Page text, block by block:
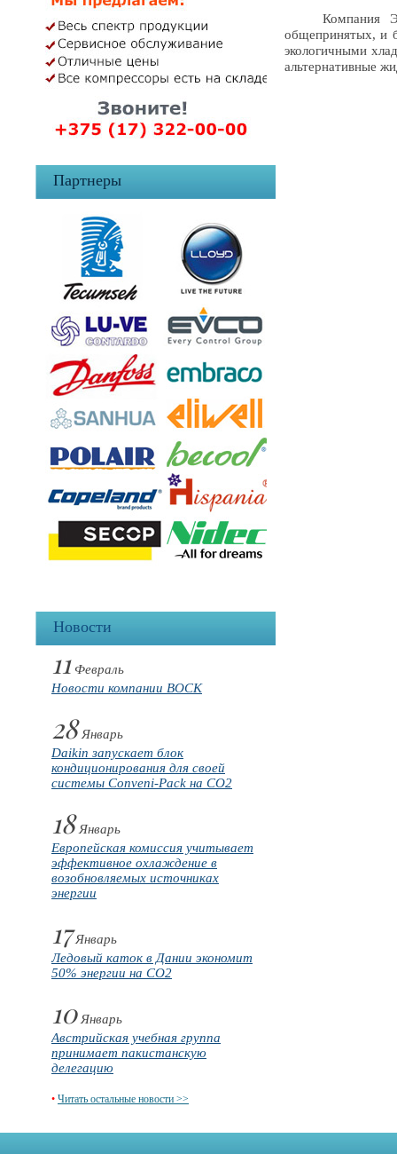
Партнеры
Новости
11 Февраль
Новости компании BOCK
28Январь
Daikin запускает блок
кондиционирования для своей
системы Conveni-Pack на CO2
18Январь
Европейская комиссия учитывает
эффективное охлаждение в
возобновляемых источниках
энергии
17Январь
Ледовый каток в Дании экономит
50% энергии на CO2
10Январь
Австрийская учебная группа
принимает пакистанскую
делегацию
• Читать остальные новости >>
Компания
общепринятых, и
экологичными
альтернативные